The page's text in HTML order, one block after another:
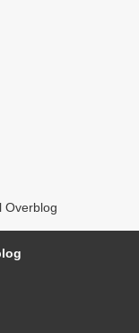
Overblog